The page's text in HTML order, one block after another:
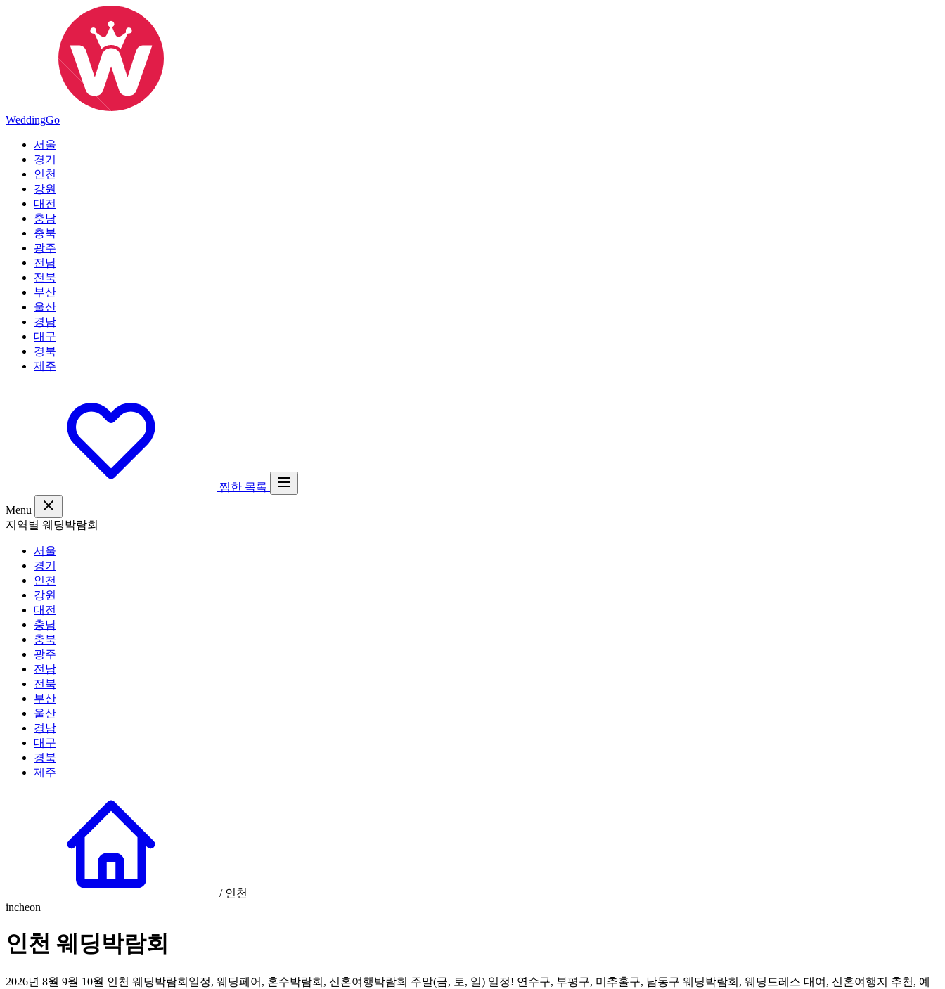
WeddingGo
서울
경기
인천
강원
대전
충남
충북
광주
전남
전북
부산
울산
경남
대구
경북
제주
찜한 목록
Menu
지역별 웨딩박람회
서울
경기
인천
강원
대전
충남
충북
광주
전남
전북
부산
울산
경남
대구
경북
제주
/ 인천
incheon
인천 웨딩박람회
2026년 8월 9월 10월 인천 웨딩박람회일정, 웨딩페어, 혼수박람회, 신혼여행박람회 주말(금, 토, 일) 일정! 연수구, 부평구, 미추홀구, 남동구 웨딩박람회, 웨딩드레스 대여, 신혼여행지 추천, 예